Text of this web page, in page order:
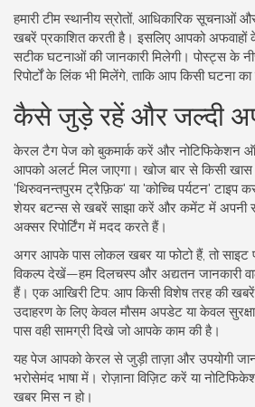
हमारी टीम स्थानीय स्रोतों, आधिकारिक सूचनाओं और
खबरें प्रकाशित करती है। इसलिए आपको अफवाहों
सटीक घटनाओं की जानकारी मिलेगी। पोस्ट्स के
रिपोर्टों के लिंक भी मिलेंगे, ताकि आप किसी घटना
कैसे जुड़े रहें और जल्दी
केरल टैग पेज को बुकमार्क करें और नोटिफिकेशन
आपको अलर्ट मिल जाएगा। खोज बार से किसी
'थिरुवनन्तपुरम ट्रैफ़िक' या 'कोच्चि पर्यटन' टाइप
शेयर बटन्स से खबरें साझा करें और कमेंट में अपनी
अक्सर रिपोर्टिंग में मदद करते हैं।
अगर आपके पास लोकल खबर या फोटो हैं, तो साइट
विकल्प देखें—हम दिलचस्प और अद्यतन जानकारी
हैं। एक आखिरी टिप: आप किसी विशेष तरह की
उदाहरण के लिए केवल मौसम अपडेट या केवल
पास वही सामग्री दिखे जो आपके काम की है।
यह पेज आपको केरल से जुड़ी ताज़ा और उपयोगी
भरोसेमंद भाषा में। रोज़ाना विज़िट करें या
खबर मिस न हो।